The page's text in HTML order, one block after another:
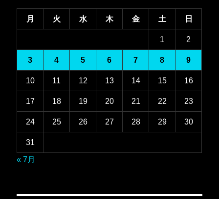
月 火 水 木 金 土 日
1 2
3 4 5 6 7 8 9
10 11 12 13 14 15 16
17 18 19 20 21 22 23
24 25 26 27 28 29 30
31
« 7月